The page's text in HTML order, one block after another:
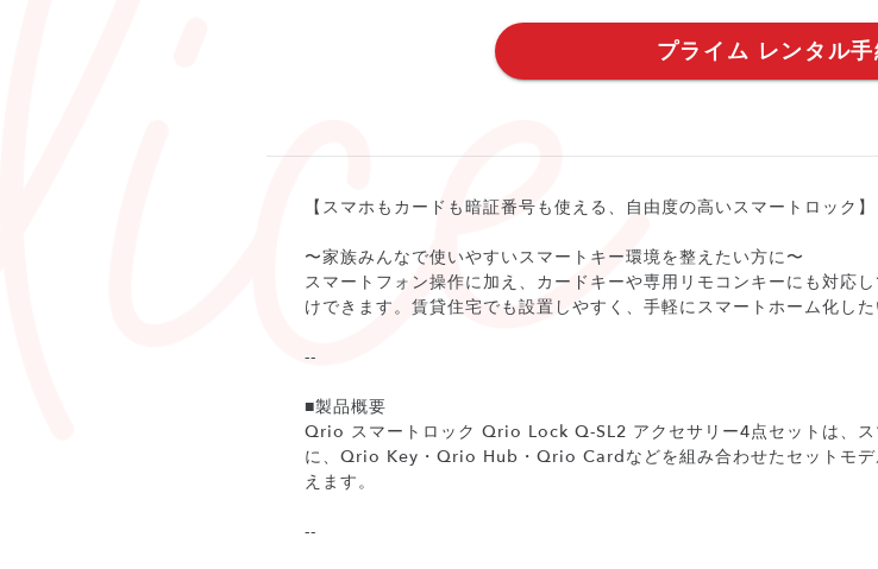
プライム レンタル
【スマホもカードも暗証番号も使える、自由度の高いスマートロック】
〜家族みんなで使いやすいスマートキー環境を整えたい方に〜
スマートフォン操作に加え、カードキーや専用リモコンキーにも対応
けできます。賃貸住宅でも設置しやすく、手軽にスマートホーム化した
--
■製品概要
Qrio スマートロック Qrio Lock Q-SL2 アクセサリー4点セットは、ス
に、Qrio Key・Qrio Hub・Qrio Cardなどを組み合わせたセットモデ
えます。
--